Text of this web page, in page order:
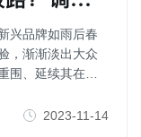
兴品牌如雨后春
，渐渐淡出大众
围、延续其在市
2023-11-14